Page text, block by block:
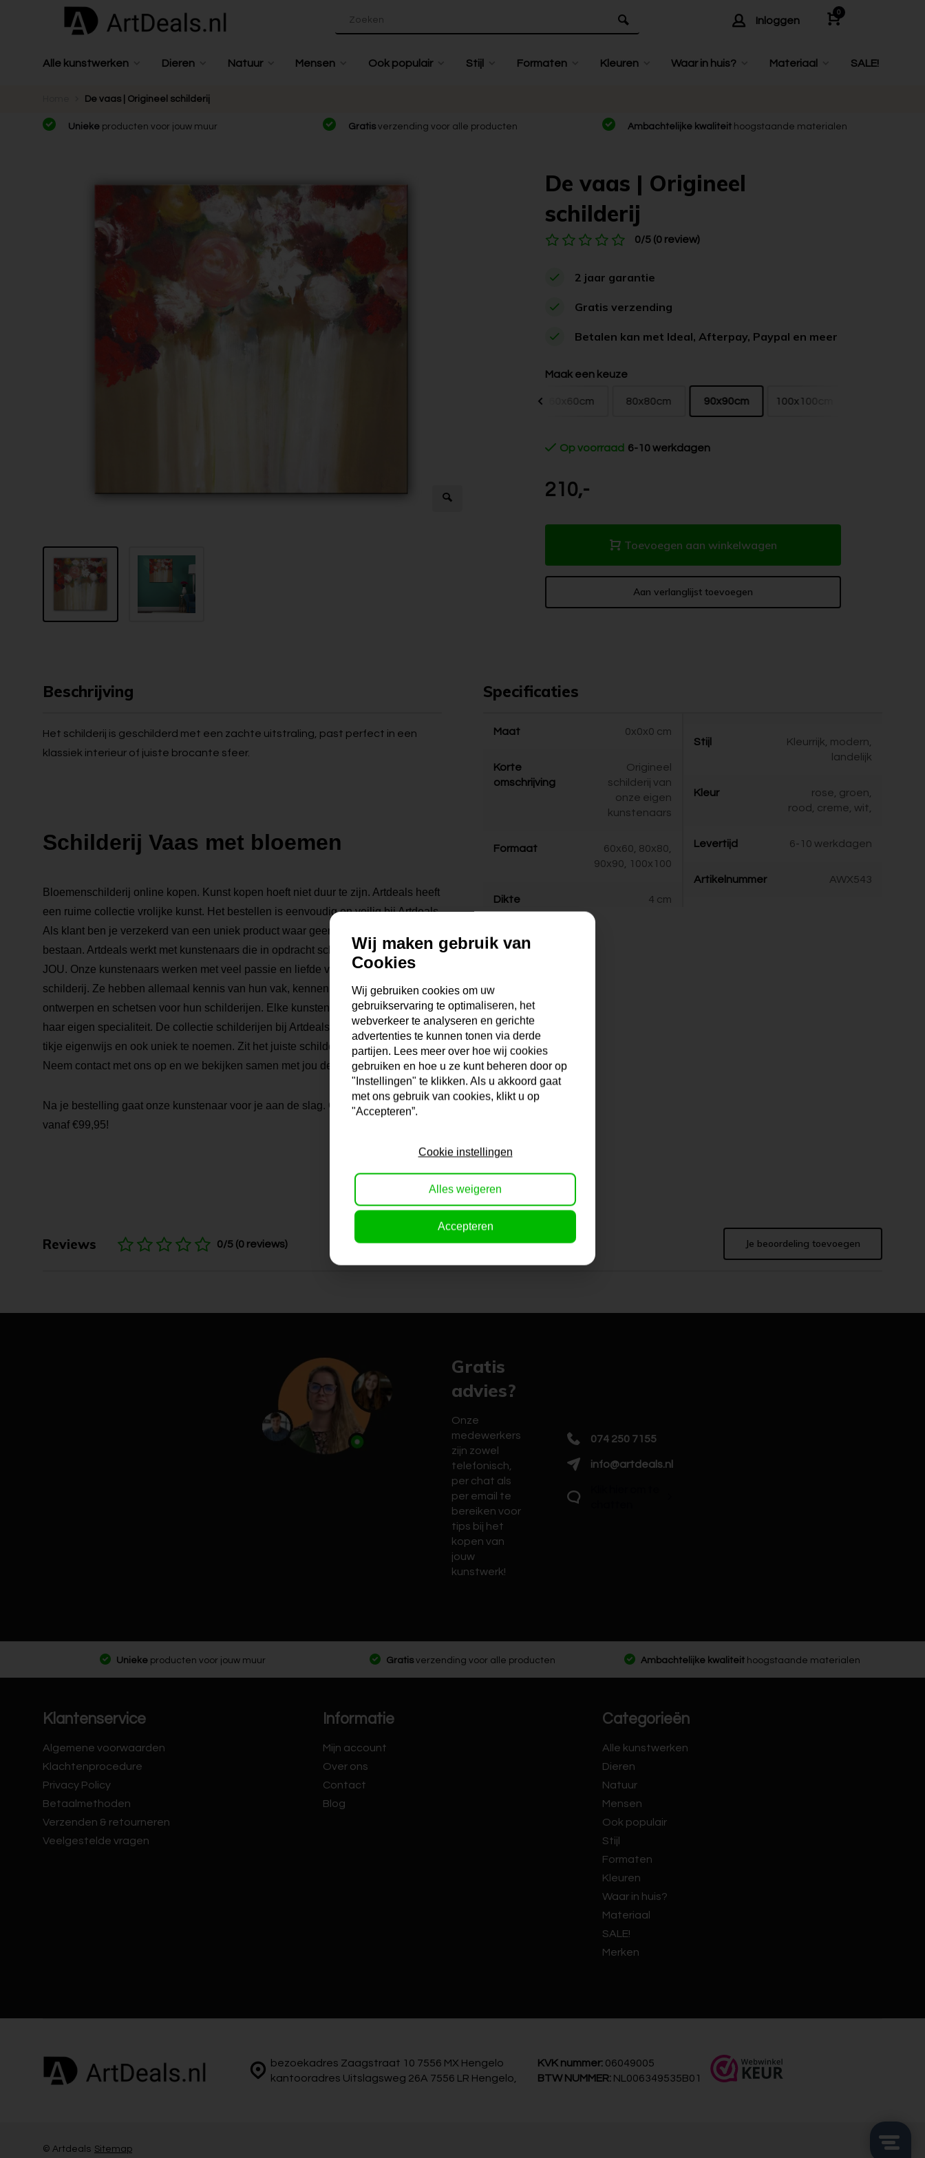
Inloggen
0
Alle kunstwerken Dieren Natuur Mensen Ook populair Stijl Formaten Kleuren Waar in huis? Materiaal SALE!
De vaas | Origineel schilderij
Unieke producten voor jouw muur Gratisverzending voor alle producten Ambachtelijke kwaliteit hoogstaande materialen
De vaas | Origineel
schilderij
0/5 (0 review)
2 jaar garantie
Gratis verzending
Betalen kan met Ideal, Afterpay, Paypal en meer
Maak een keuze
60x60cm 80x80cm 90x90cm 100x100cm
Op voorraad 6-10 werkdagen
210,-
Toevoegen aan winkelwagen
Aan verlanglijst toevoegen
Beschrijving
Het schilderij is geschilderd met een zachte uitstraling, past perfect in een
klassiek interieur of juiste brocante sfeer.
Schilderij Vaas met bloemen
Bloemenschilderij online kopen. Kunst kopen hoeft niet duur te zijn. Artdeals heeft
een ruime collectie vrolijke kunst. Het bestellen is eenvoudig en veilig bij Artdeals.
Als klant ben je verzekerd van een uniek product waar geen tientallen van
bestaan. Artdeals werkt met kunstenaars die in opdracht schilderijen maken voor
JOU. Onze kunstenaars werken met veel passie en liefde voor hun werk aan je
schilderij. Ze hebben allemaal kennis van hun vak, kennen de verf, maken zelf de
ontwerpen en schetsen voor hun schilderijen. Elke kunstenaar heeft ook zijn of
haar eigen specialiteit. De collectie schilderijen bij Artdeals is daarom altijd een
tikje eigenwijs en ook uniek te noemen. Zit het juiste schilderij er niet voor je bij?
Neem contact met ons op en we bekijken samen met jou de mogelijkheden!
Na je bestelling gaat onze kunstenaar voor je aan de slag. Gratis verzending
vanaf €99,95!
Specificaties
Maat 0x0x0 cm
Korte
omschrijving
Origineel
schilderij van
onze eigen
kunstenaars
Formaat
60x60, 80x80,
90x90, 100x100
Dikte 4 cm
Stijl
Kleurrijk, modern,
landelijk
Kleur
rose, groen,
rood, creme, wit,
Levertijd 6-10 werkdagen
Artikelnummer AWX543
Reviews 0/5 (0 reviews) Je beoordeling toevoegen
Gratis
advies?
Onze
medewerkers
zijn zowel
telefonisch,
per chat als
per email te
bereiken voor
tips bij het
kopen van
jouw
kunstwerk!
074 250 7155
info@artdeals.nl
Unieke producten voor jouw muur Gratis verzending voor alle producten Ambachtelijke kwaliteit hoogstaande materialen
Klantenservice
Algemene voorwaarden
Klachtenprocedure
Privacy Policy
Betaalmethoden
Verzenden & retourneren
Veelgestelde vragen
Informatie
Mijn account
Over ons
Contact
Blog
Categorieën
Alle kunstwerken
Dieren
Natuur
Mensen
Ook populair
Stijl
Formaten
Kleuren
Waar in huis?
Materiaal
SALE!
Merken
bezoekadres Zaagstraat 10 7556 MX Hengelo
kantooradres Uitslagsweg 26A 7556 LR Hengelo,
KVK nummer: 06049005
BTW NUMMER: NL006349535B01
© Artdeals Sitemap
Wij maken gebruik van
Cookies
Wij gebruiken cookies om uw
gebruikservaring te optimaliseren, het
webverkeer te analyseren en gerichte
advertenties te kunnen tonen via derde
partijen. Lees meer over hoe wij cookies
gebruiken en hoe u ze kunt beheren door op
"Instellingen" te klikken. Als u akkoord gaat
met ons gebruik van cookies, klikt u op
"Accepteren”.
Cookie instellingen
Alles weigeren
Accepteren